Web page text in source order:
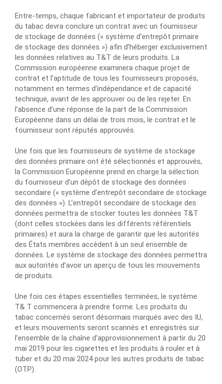
Entre-temps, chaque fabricant et importateur de produits
du tabac devra conclure un contrat avec un fournisseur
de stockage de données (« système d’entrepôt primaire
de stockage des données ») afin d’héberger exclusivement
les données relatives au T&T de leurs produits. La
Commission européenne examinera chaque projet de
contrat et l’aptitude de tous les fournisseurs proposés,
notamment en termes d’indépendance et de capacité
technique, avant de les approuver ou de les rejeter. En
l’absence d’une réponse de la part de la Commission
Européenne dans un délai de trois mois, le contrat et le
fournisseur sont réputés approuvés.
Une fois que les fournisseurs de système de stockage
des données primaire ont été sélectionnés et approuvés,
la Commission Européenne prend en charge la sélection
du fournisseur d’un dépôt de stockage des données
secondaire (« système d’entrepôt secondaire de stockage
des données »). L’entrepôt secondaire de stockage des
données permettra de stocker toutes les données T&T
(dont celles stockées dans les différents référentiels
primaires) et aura la charge de garantir que les autorités
des États membres accèdent à un seul ensemble de
données. Le système de stockage des données permettra
aux autorités d’avoir un aperçu de tous les mouvements
de produits.
Une fois ces étapes essentielles terminées, le système
T& T commencera à prendre forme. Les produits du
tabac concernés seront désormais marqués avec des IU,
et leurs mouvements seront scannés et enregistrés sur
l’ensemble de la chaîne d’approvisionnement à partir du 20
mai 2019 pour les cigarettes et les produits à rouler et à
tuber et du 20 mai 2024 pour les autres produits de tabac
(OTP).